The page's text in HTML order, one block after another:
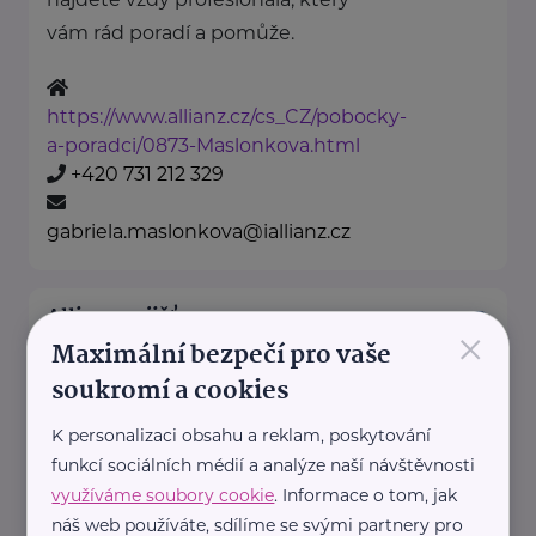
vám rád poradí a pomůže.
https://www.allianz.cz/cs_CZ/pobocky-
a-poradci/0873-Maslonkova.html
+420 731 212 329
gabriela.maslonkova@iallianz.cz
Allianz pojišťovna, a. s.
Náměstí 156 Kdyně
Na našich obchodních místech
najdete vždy profesionála, který
vám rád poradí a pomůže.
×
Maximální bezpečí pro vaše
soukromí a cookies
K personalizaci obsahu a reklam, poskytování
funkcí sociálních médií a analýze naší návštěvnosti
využíváme soubory cookie. Informace o tom, jak
náš web používáte, sdílíme se svými partnery pro